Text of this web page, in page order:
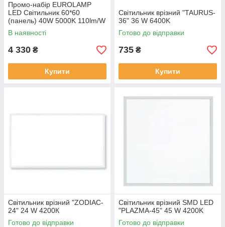
Промо-набір EUROLAMP
LED Світильник 60*60
(панель) 40W 5000K 110lm/W
по 2шт в коробці
В наявності
4 330 ₴
Купити
Світильник врізний "TAURUS-
36" 36 W 6400K
Готово до відправки
735 ₴
Купити
Світильник врізний "ZODIAC-
24" 24 W 4200К
Готово до відправки
Світильник врізний SMD LED
"PLAZMA-45" 45 W 4200K
Готово до відправки